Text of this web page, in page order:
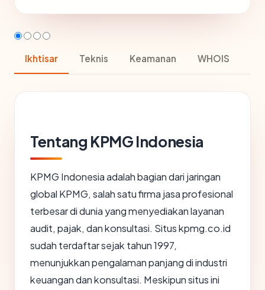
Ikhtisar Teknis Keamanan WHOIS
Tentang KPMG Indonesia
KPMG Indonesia adalah bagian dari jaringan
global KPMG, salah satu firma jasa profesional
terbesar di dunia yang menyediakan layanan
audit, pajak, dan konsultasi. Situs kpmg.co.id
sudah terdaftar sejak tahun 1997,
menunjukkan pengalaman panjang di industri
keuangan dan konsultasi. Meskipun situs ini